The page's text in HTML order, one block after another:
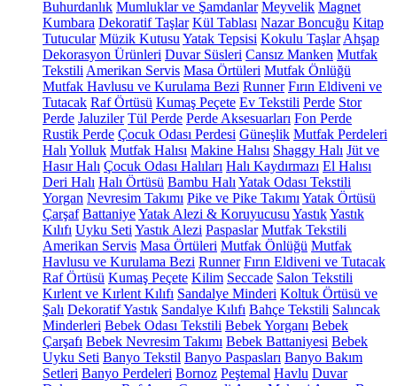
Buhurdanlık Mumluklar ve Şamdanlar Meyvelik Magnet
Kumbara Dekoratif Taşlar Kül Tablası Nazar Boncuğu Kitap
Tutucular Müzik Kutusu Yatak Tepsisi Kokulu Taşlar Ahşap
Dekorasyon Ürünleri Duvar Süsleri Cansız Manken Mutfak
Tekstili Amerikan Servis Masa Örtüleri Mutfak Önlüğü
Mutfak Havlusu ve Kurulama Bezi Runner Fırın Eldiveni ve
Tutacak Raf Örtüsü Kumaş Peçete Ev Tekstili Perde Stor
Perde Jaluziler Tül Perde Perde Aksesuarları Fon Perde
Rustik Perde Çocuk Odası Perdesi Güneşlik Mutfak Perdeleri
Halı Yolluk Mutfak Halısı Makine Halısı Shaggy Halı Jüt ve
Hasır Halı Çocuk Odası Halıları Halı Kaydırmazı El Halısı
Deri Halı Halı Örtüsü Bambu Halı Yatak Odası Tekstili
Yorgan Nevresim Takımı Pike ve Pike Takımı Yatak Örtüsü
Çarşaf BattaniyeYatak Alezi & Koruyucusu YastıkYastık
Kılıfı Uyku Seti Yastık Alezi Paspaslar Mutfak Tekstili
Amerikan Servis Masa Örtüleri Mutfak Önlüğü Mutfak
Havlusu ve Kurulama Bezi Runner Fırın Eldiveni ve Tutacak
Raf Örtüsü Kumaş Peçete Kilim Seccade Salon Tekstili
Kırlent ve Kırlent Kılıfı Sandalye Minderi Koltuk Örtüsü ve
Şalı Dekoratif Yastık Sandalye Kılıfı Bahçe Tekstili Salıncak
Minderleri Bebek Odası Tekstili Bebek Yorganı Bebek
Çarşafı Bebek Nevresim Takımı Bebek Battaniyesi Bebek
Uyku Seti Banyo Tekstil Banyo Paspasları Banyo Bakım
Setleri Banyo Perdeleri Bornoz Peştemal Havlu Duvar